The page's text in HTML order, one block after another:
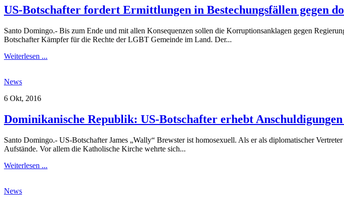
US-Botschafter fordert Ermittlungen in Bestechungsfällen gegen
Santo Domingo.- Bis zum Ende und mit allen Konsequenzen sollen die Korruptionsanklagen gegen
Botschafter Kämpfer für die Rechte der LGBT Gemeinde im Land. Der...
Weiterlesen ...
News
6 Okt, 2016
Dominikanische Republik: US-Botschafter erhebt
Santo Domingo.- US-Botschafter James „Wally“ Brewster ist homosexuell. Als er als diplomatischer
Aufstände. Vor allem die Katholische Kirche wehrte sich...
Weiterlesen ...
News